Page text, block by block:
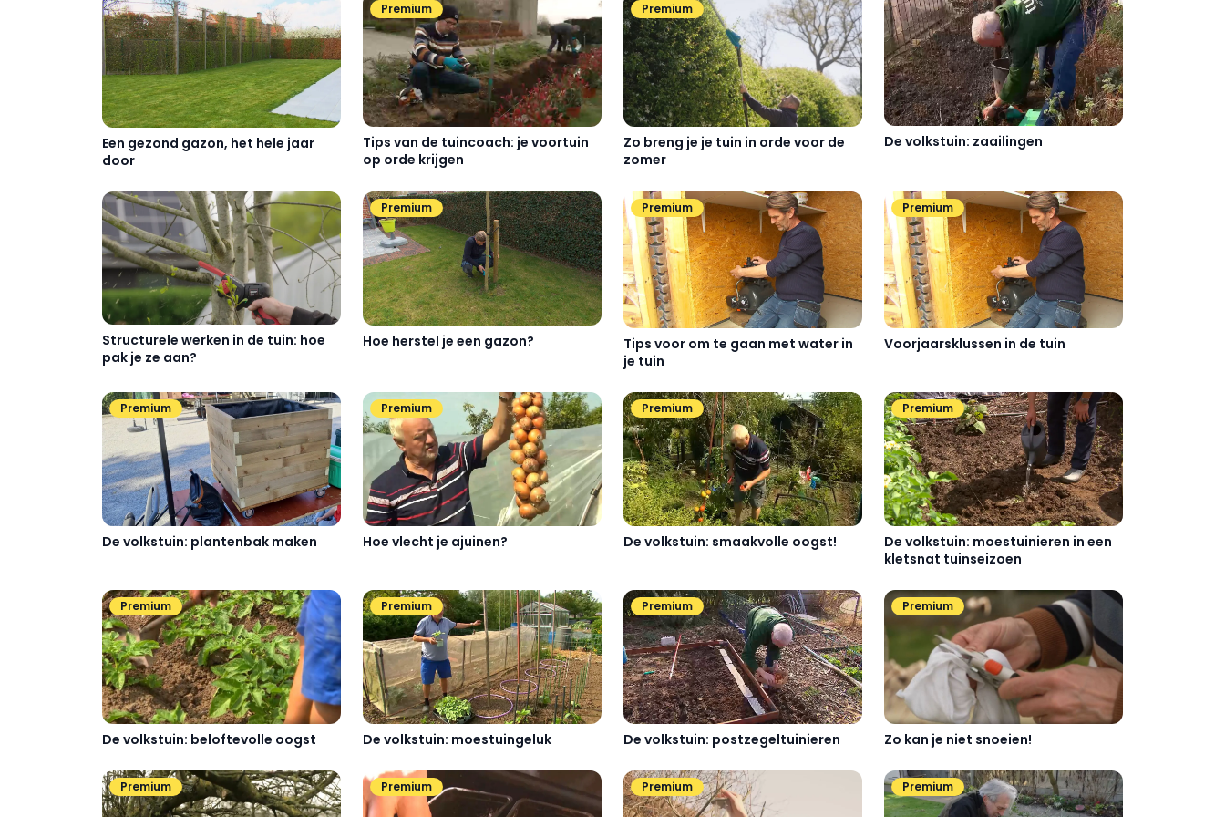
Een gezond gazon, het hele jaar
door
Premium
Tips van de tuincoach: je voortuin
op orde krijgen
Premium
Zo breng je je tuin in orde voor de
zomer
De volkstuin: zaailingen
Structurele werken in de tuin: hoe
pak je ze aan?
Premium
Hoe herstel je een gazon?
Premium
Tips voor om te gaan met water in
je tuin
Premium
Voorjaarsklussen in de tuin
Premium
De volkstuin: plantenbak maken
Premium
Hoe vlecht je ajuinen?
Premium
De volkstuin: smaakvolle oogst!
Premium
De volkstuin: moestuinieren in een
kletsnat tuinseizoen
Premium
De volkstuin: beloftevolle oogst
Premium
De volkstuin: moestuingeluk
Premium
De volkstuin: postzegeltuinieren
Premium
Zo kan je niet snoeien!
Premium Premium Premium Premium